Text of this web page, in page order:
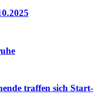
traffen sich Start-